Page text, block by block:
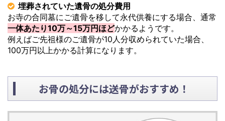
埋葬されていた遺骨の処分費用
お寺の合同墓にご遺骨を移して永代供養にする場合、通常
一体あたり10万～15万円ほどかかるようです。
例えばご先祖様のご遺骨が10人分収められていた場合、
100万円以上かかる計算になります。
お骨の処分には送骨がおすすめ！